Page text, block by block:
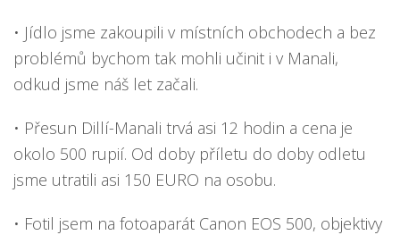
• Jídlo jsme zakoupili v místních obchodech a bez
problémů bychom tak mohli učinit i v Manali,
odkud jsme náš let začali.
• Přesun Dillí-Manali trvá asi 12 hodin a cena je
okolo 500 rupií. Od doby příletu do doby odletu
jsme utratili asi 150 EURO na osobu.
• Fotil jsem na fotoaparát Canon EOS 500, objektivy